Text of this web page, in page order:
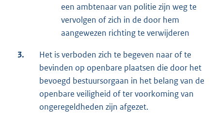
een ambtenaar van politie zijn weg te
vervolgen of zich in de door hem
aangewezen richting te verwijderen
3.
Het is verboden zich te begeven naar of te
bevinden op openbare plaatsen die door het
bevoegd bestuursorgaan in het belang van de
openbare veiligheid of ter voorkoming van
ongeregeldheden zijn afgezet.